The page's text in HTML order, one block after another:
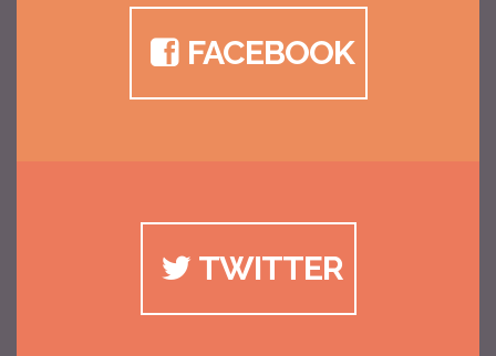
FACEBOOK
TWITTER